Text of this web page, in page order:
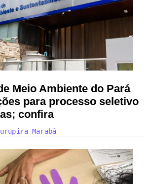
Meio Ambiente do Pará
para processo seletivo
confira
Marabá